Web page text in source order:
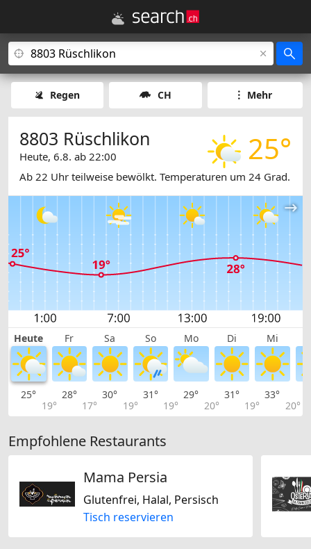
Regen CH Mehr
25°
8803 Rüschlikon
Heute, 6.8. ab 22:00
Ab 22 Uhr teilweise bewölkt. Temperaturen um 24 Grad.
Heute Fr Sa So Mo Di Mi
25°
19°
28°
17°
30°
19°
31°
19°
29°
20°
31°
19°
33°
20°
Empfohlene Restaurants
Mama Persia
Glutenfrei, Halal, Persisch
Tisch reservieren